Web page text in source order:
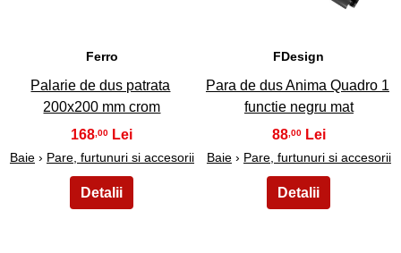
Ferro
Palarie de dus patrata
200x200 mm crom
168 ,00
Baie› Pare, furtunuri si accesorii
FDesign
Para de dus Anima Quadro 1
functie negru mat
88 ,00
Baie› Pare, furtunuri si accesorii